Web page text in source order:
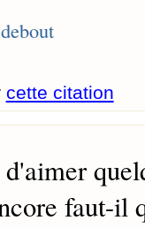
cette citation
faut-il